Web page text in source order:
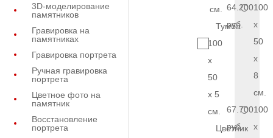
3D-моделирование
памятников
Гравировка на
памятниках
Гравировка портрета
Ручная гравировка
портрета
Цветное фото на
памятник
Восстановление
портрета
см.
Тумба
100
x
50
x 5
см.
Цветник
64.200
руб.
100
x
50
x
8
см.
67.700
руб.
100
x